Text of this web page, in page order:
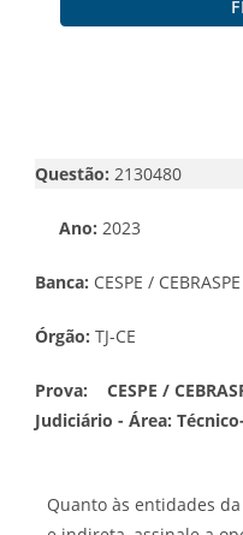
Questão: 2130480
Ano: 2023
Banca: CESPE / CEBRASPE
Órgão: TJ-CE
Prova:
CESPE /
Judiciário - Área:
Quanto às entidades